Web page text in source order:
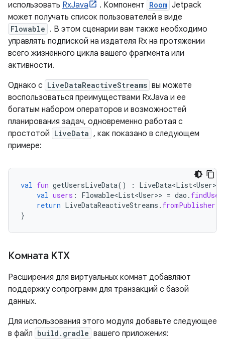
использовать RxJava . Компонент Room Jetpack
может получать список пользователей в виде
Flowable . В этом сценарии вам также необходимо
управлять подпиской на издателя Rx на протяжении
всего жизненного цикла вашего фрагмента или
активности.
Однако с LiveDataReactiveStreams вы можете
воспользоваться преимуществами RxJava и ее
богатым набором операторов и возможностей
планирования задач, одновременно работая с
простотой LiveData , как показано в следующем
примере:
val fun getUsersLiveData() : LiveData<List<User>
val users : Flowable<List<User>> = dao .
return LiveDataReactiveStreams . fromPublisher
}
Комната KTX
Расширения для виртуальных комнат добавляют
поддержку сопрограмм для транзакций с базой
данных.
Для использования этого модуля добавьте следующее
в файл build.gradle вашего приложения: